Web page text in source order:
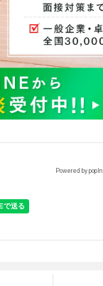
Powered by popIn